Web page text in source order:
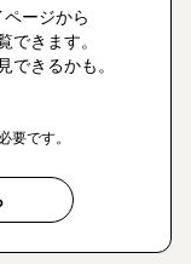
ージから
できます。
できるかも。
要です。